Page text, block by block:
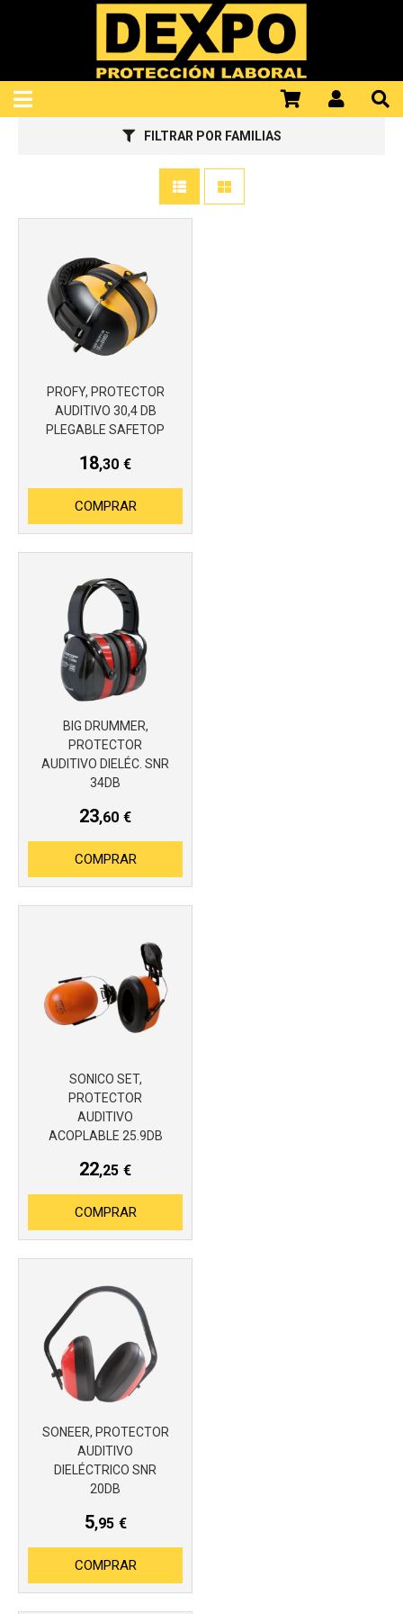
FILTRAR POR FAMILIAS
PROFY, PROTECTOR
AUDITIVO 30,4 DB
PLEGABLE SAFETOP
18,30 €
COMPRAR
BIG DRUMMER,
PROTECTOR
AUDITIVO DIELÉC. SNR
34DB
23,60 €
COMPRAR
SONICO SET,
PROTECTOR
AUDITIVO
ACOPLABLE 25.9DB
22,25 €
COMPRAR
SONEER, PROTECTOR
AUDITIVO
DIELÉCTRICO SNR
20DB
5,95 €
COMPRAR
Más info